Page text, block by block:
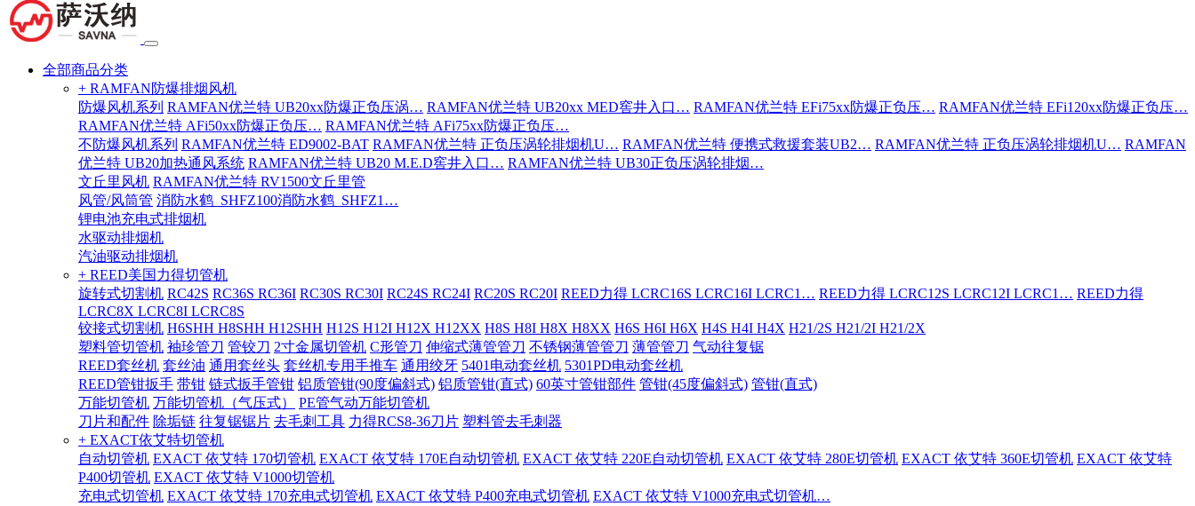
全部商品分类
+ RAMFAN防爆排烟风机
防爆风机系列 RAMFAN优兰特 UB20xx防爆正负压涡… RAMFAN优兰特 UB20xx MED窖井入口… RAMFAN优兰特 EFi75xx防爆正负压… RAMFAN优兰特 EFi120xx防爆正负压…
RAMFAN优兰特 AFi50xx防爆正负压… RAMFAN优兰特 AFi75xx防爆正负压…
不防爆风机系列 RAMFAN优兰特 ED9002-BAT RAMFAN优兰特 正负压涡轮排烟机U… RAMFAN优兰特 便携式救援套装UB2… RAMFAN优兰特 正负压涡轮排烟机U… RAMFAN
优兰特 UB20加热通风系统 RAMFAN优兰特 UB20 M.E.D窖井入口… RAMFAN优兰特 UB30正负压涡轮排烟…
文丘里风机 RAMFAN优兰特 RV1500文丘里管
风管/风筒管 消防水鹤_SHFZ100消防水鹤_SHFZ1…
锂电池充电式排烟机
水驱动排烟机
汽油驱动排烟机
+ REED美国力得切管机
旋转式切割机 RC42S RC36S RC36I RC30S RC30I RC24S RC24I RC20S RC20I REED力得 LCRC16S LCRC16I LCRC1… REED力得 LCRC12S LCRC12I LCRC1… REED力得
LCRC8X LCRC8I LCRC8S
铰接式切割机 H6SHH H8SHH H12SHH H12S H12I H12X H12XX H8S H8I H8X H8XX H6S H6I H6X H4S H4I H4X H21/2S H21/2I H21/2X
塑料管切管机 袖珍管刀 管铰刀 2寸金属切管机 C形管刀 伸缩式薄管管刀 不锈钢薄管管刀 薄管管刀 气动往复锯
REED套丝机 套丝油 通用套丝头 套丝机专用手推车 通用绞牙 5401电动套丝机 5301PD电动套丝机
REED管钳扳手 带钳 链式扳手管钳 铝质管钳(90度偏斜式) 铝质管钳(直式) 60英寸管钳部件 管钳(45度偏斜式) 管钳(直式)
万能切管机 万能切管机（气压式）
PE管气动万能切管机
刀片和配件 除垢链 往复锯锯片 去毛刺工具 力得RCS8-36刀片 塑料管去毛刺器
+ EXACT依艾特切管机
自动切管机 EXACT 依艾特 170切管机 EXACT 依艾特 170E自动切管机 EXACT 依艾特 220E自动切管机 EXACT 依艾特 280E切管机 EXACT 依艾特 360E切管机 EXACT 依艾特
P400切管机 EXACT 依艾特 V1000切管机
充电式切管机 EXACT 依艾特 170充电式切管机 EXACT 依艾特 P400充电式切管机 EXACT 依艾特 V1000充电式切管机…